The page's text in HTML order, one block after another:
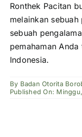
Ronthek Pacitan
melainkan
sebuah
pemahaman
Indonesia.
By Badan Otorita
Published On: